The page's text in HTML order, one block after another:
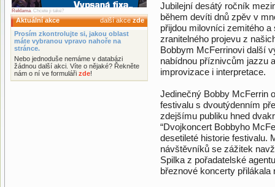
Reklama. Chcete ji také?
Aktuální akce další akcezde
Prosím zkontrolujte si, jakou oblast
máte vybranou vpravo nahoře na
stránce.
Nebo jednoduše nemáme v databázi
žádnou další akci. Víte o nějaké? Řekněte
nám o ní ve formuláři zde!
Jubilejní desátý ročník
během devíti dnů zpěv v
přijdou milovníci zemitého
zranitelného projevu z
Bobbym McFerrinovi další
nabídnou příznivcům jazzu
improvizace i interpretace.
Jedinečný Bobby McFerrin
festivalu s dvoutýdenním
zdejšímu publiku hned
“Dvojkoncert Bobbyho
desetileté historie festivalu.
návštěvníků se zážitek
Spilka z pořadatelské
březnové koncerty